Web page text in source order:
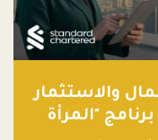
والاستثمار
"المرأة